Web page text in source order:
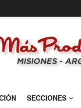
SECCIONES